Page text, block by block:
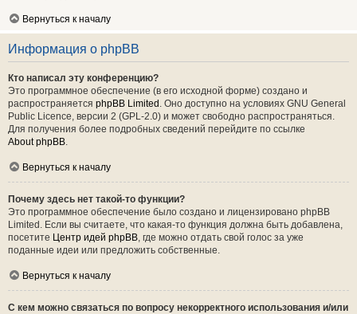
Вернуться к началу
Информация о phpBB
Кто написал эту конференцию?
Это программное обеспечение (в его исходной форме) создано и
распространяется phpBB Limited . Оно доступно на условиях GNU General
Public Licence, версии 2 (GPL-2.0) и может свободно распространяться.
Для получения более подробных сведений перейдите по ссылке
About phpBB.
Вернуться к началу
Почему здесь нет такой-то функции?
Это программное обеспечение было создано и лицензировано phpBB
Limited. Если вы считаете, что какая-то функция должна быть добавлена,
посетите Центр идей phpBB, где можно отдать свой голос за уже
поданные идеи или предложить собственные.
Вернуться к началу
С кем можно связаться по вопросу некорректного использования и/или